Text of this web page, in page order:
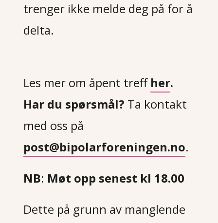
trenger ikke melde deg på for å
delta.
Les mer om åpent treff her.
Har du spørsmål? Ta kontakt
med oss på
post@bipolarforeningen.no.
NB: Møt opp senest kl 18.00
Dette på grunn av manglende